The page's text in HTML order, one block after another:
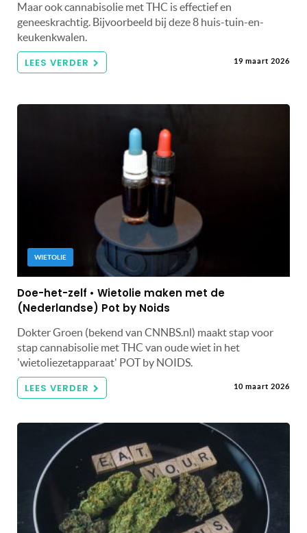
Maar ook cannabisolie met THC is effectief en
geneeskrachtig. Bijvoorbeeld bij deze 8 huis-tuin-en-
keukenkwalen.
LEES VERDER 19 maart 2026
WIETOLIE
Doe-het-zelf • Wietolie maken met de
(Nederlandse) Pot by Noids
Dokter Groen (bekend van CNNBS.nl) maakt stap voor
stap cannabisolie met THC van oude wiet in het
'wietoliezetapparaat' POT by NOIDS.
LEES VERDER 10 maart 2026